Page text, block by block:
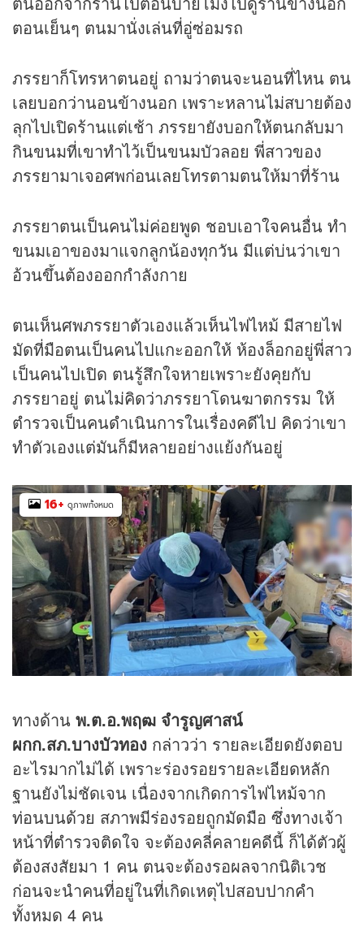
ตอนเย็นๆ ตนมานั่งเล่นที่อู่ซ่อมรถ
ภรรยาก็โทรหาตนอยู่ ถามว่าตนจะนอนที่ไหน ตน
เลยบอกว่านอนข้างนอก เพราะหลานไม่สบายต้อง
ลุกไปเปิดร้านแต่เช้า ภรรยายังบอกให้ตนกลับมา
กินขนมที่เขาทำไว้เป็นขนมบัวลอย พี่สาวของ
ภรรยามาเจอศพก่อนเลยโทรตามตนให้มาที่ร้าน
ภรรยาตนเป็นคนไม่ค่อยพูด ชอบเอาใจคนอื่น ทำ
ขนมเอาของมาแจกลูกน้องทุกวัน มีแต่บ่นว่าเขา
อ้วนขึ้นต้องออกกำลังกาย
ตนเห็นศพภรรยาตัวเองแล้วเห็นไฟไหม้ มีสายไฟ
มัดที่มือตนเป็นคนไปแกะออกให้ ห้องล็อกอยู่พี่สาว
เป็นคนไปเปิด ตนรู้สึกใจหายเพราะยังคุยกับ
ภรรยาอยู่ ตนไม่คิดว่าภรรยาโดนฆาตกรรม ให้
ตำรวจเป็นคนดำเนินการในเรื่องคดีไป คิดว่าเขา
ทำตัวเองแต่มันก็มีหลายอย่างแย้งกันอยู่
16+ ดูภาพทั้งหมด
ทางด้าน พ.ต.อ.พฤฒ จำรูญศาสน์
ผกก.สภ.บางบัวทอง กล่าวว่า รายละเอียดยังตอบ
อะไรมากไม่ได้ เพราะร่องรอยรายละเอียดหลัก
ฐานยังไม่ชัดเจน เนื่องจากเกิดการไฟไหม้จาก
ท่อนบนด้วย สภาพมีร่องรอยถูกมัดมือ ซึ่งทางเจ้า
หน้าที่ตำรวจติดใจ จะต้องคลี่คลายคดีนี้ ก็ได้ตัวผู้
ต้องสงสัยมา 1 คน ตนจะต้องรอผลจากนิติเวช
ก่อนจะนำคนที่อยู่ในที่เกิดเหตุไปสอบปากคำ
ทั้งหมด 4 คน